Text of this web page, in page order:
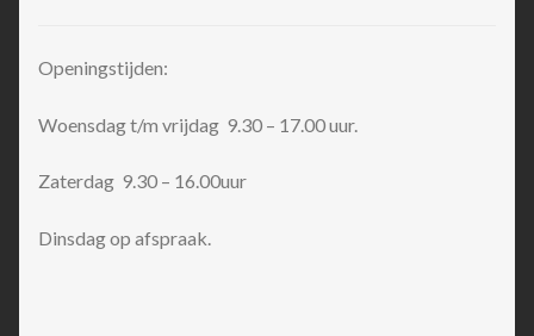
Openingstijden:
Woensdag t/m vrijdag 9.30 – 17.00 uur.
Zaterdag 9.30 – 16.00uur
Dinsdag op afspraak.